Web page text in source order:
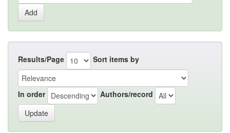
Results/Page Sort items by
In order Authors/record